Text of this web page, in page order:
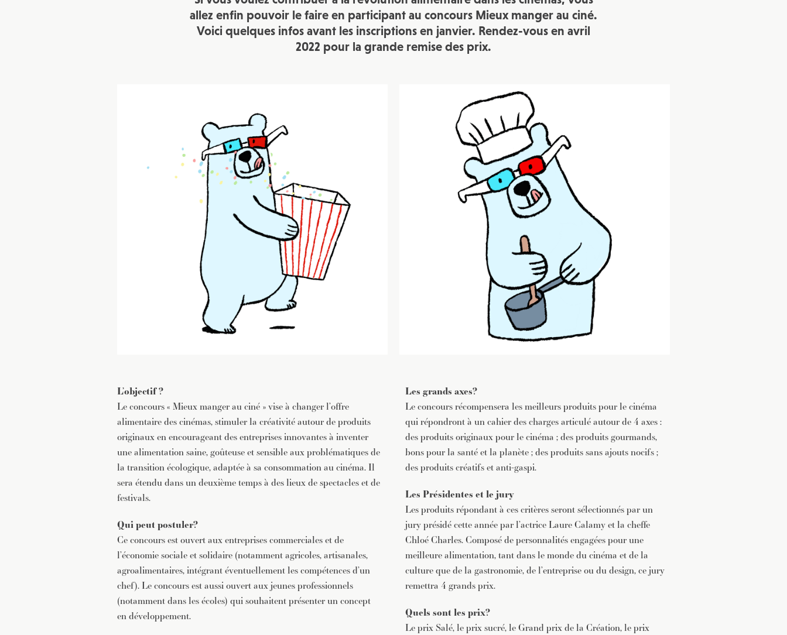
allez enfin pouvoir le faire en participant au concours Mieux manger au ciné.
Voici quelques infos avant les inscriptions en janvier. Rendez-vous en avril
2022 pour la grande remise des prix.
L’objectif ?
Le concours « Mieux manger au ciné » vise à changer l’offre
alimentaire des cinémas, stimuler la créativité autour de produits
originaux en encourageant des entreprises innovantes à inventer
une alimentation saine, goûteuse et sensible aux problématiques de
la transition écologique, adaptée à sa consommation au cinéma. Il
sera étendu dans un deuxième temps à des lieux de spectacles et de
festivals.
Qui peut postuler?
Ce concours est ouvert aux entreprises commerciales et de
l’économie sociale et solidaire (notamment agricoles, artisanales,
agroalimentaires, intégrant éventuellement les compétences d’un
chef). Le concours est aussi ouvert aux jeunes professionnels
(notamment dans les écoles) qui souhaitent présenter un concept
en développement.
Les grands axes?
Le concours récompensera les meilleurs produits pour le cinéma
qui répondront à un cahier des charges articulé autour de 4 axes :
des produits originaux pour le cinéma ; des produits gourmands,
bons pour la santé et la planète ; des produits sans ajouts nocifs ;
des produits créatifs et anti-gaspi.
Les Présidentes et le jury
Les produits répondant à ces critères seront sélectionnés par un
jury présidé cette année par l’actrice Laure Calamy et la cheffe
Chloé Charles. Composé de personnalités engagées pour une
meilleure alimentation, tant dans le monde du cinéma et de la
culture que de la gastronomie, de l’entreprise ou du design, ce jury
remettra 4 grands prix.
Quels sont les prix?
Le prix Salé, le prix sucré, le Grand prix de la Création, le prix
JE M'INSCRIS À LA NEWSLETTER
Pour recevoir toutes les deux semaines notre lettre d’info avec une
sélection d’articles …